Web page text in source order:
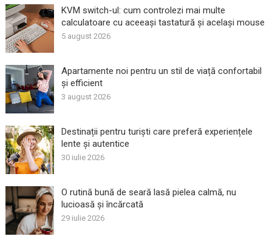
KVM switch-ul: cum controlezi mai multe
calculatoare cu aceeași tastatură și același mouse
5 august 2026
Apartamente noi pentru un stil de viață confortabil
și efficient
3 august 2026
Destinații pentru turiști care preferă experiențele
lente și autentice
30 iulie 2026
O rutină bună de seară lasă pielea calmă, nu
lucioasă și încărcată
29 iulie 2026